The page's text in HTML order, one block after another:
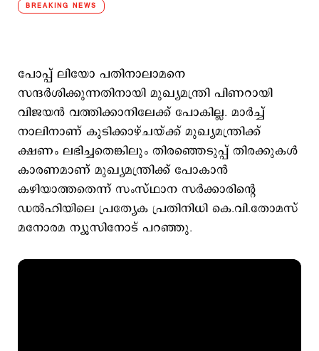
BREAKING NEWS
പോപ്പ് ലിയോ പതിനാലാമനെ
സന്ദർശിക്കുന്നതിനായി മുഖ്യമന്ത്രി പിണറായി
വിജയൻ വത്തിക്കാനിലേക്ക് പോകില്ല. മാർച്ച്
നാലിനാണ് കൂടിക്കാഴ്ചയ്ക്ക് മുഖ്യമന്ത്രിക്ക്
ക്ഷണം ലഭിച്ചതെങ്കിലും തിരഞ്ഞെടുപ്പ് തിരക്കുകൾ
കാരണമാണ് മുഖ്യമന്ത്രിക്ക് പോകാൻ
കഴിയാത്തതെന്ന് സംസ്ഥാന സർക്കാരിന്റെ
ഡൽഹിയിലെ പ്രത്യേക പ്രതിനിധി കെ.വി.തോമസ്
മനോരമ ന്യൂസിനോട് പറഞ്ഞു.